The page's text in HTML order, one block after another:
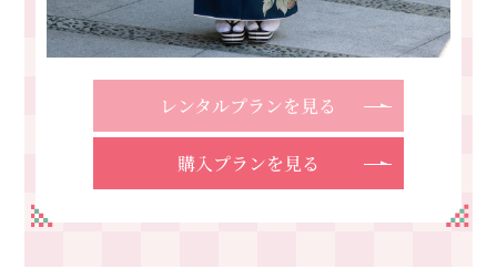
レンタルプランを見る
購入プランを見る